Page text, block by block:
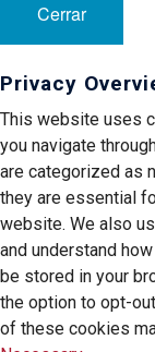
Cerrar
Privacy
This website uses
you navigate
are categorized as
they are essential
website. We also
and understand
be stored in your
the option to opt-
of these cookies